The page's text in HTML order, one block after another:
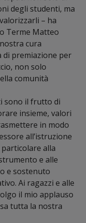
degli studenti, ma
– ha
Terme Matteo
cura
di premiazione per
non solo
comunità
sono il frutto di
insieme, valori
in modo
all’istruzione
alla
e alle
e sostenuto
Ai ragazzi e alle
il mio applauso
tutta la nostra